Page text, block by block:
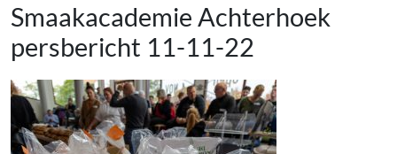
Smaakacademie Achterhoek
persbericht 11-11-22